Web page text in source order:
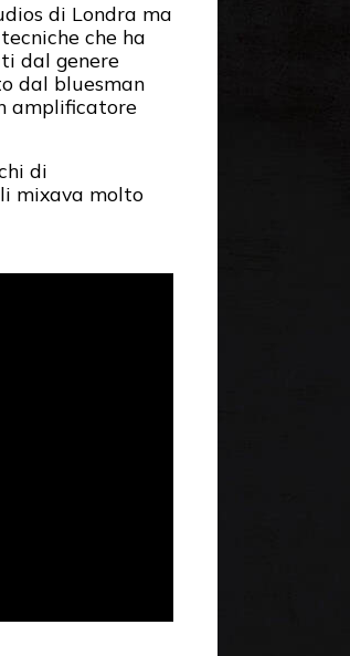
di Londra ma
che ha
dal genere
dal bluesman
amplificatore
di
mixava molto